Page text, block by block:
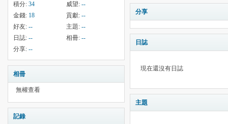
積分: 34 威望: --
金錢: 18 貢獻: --
好友: -- 主題: --
日誌: -- 相冊: --
分享: --
相冊
無權查看
記錄
分享
日誌
現在還沒有日誌
主題